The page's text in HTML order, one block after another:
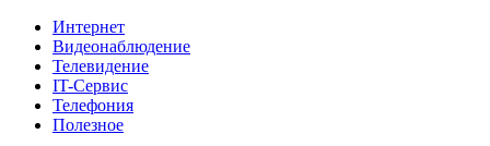
Интернет
Видеонаблюдение
Телевидение
IT-Сервис
Телефония
Полезное